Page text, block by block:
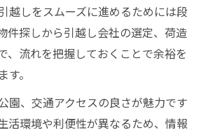
越しをスムーズに進めるためには段
件探しから引越し会社の選定、荷造
、流れを把握しておくことで余裕を
。
園、交通アクセスの良さが魅力です
活環境や利便性が異なるため、情報